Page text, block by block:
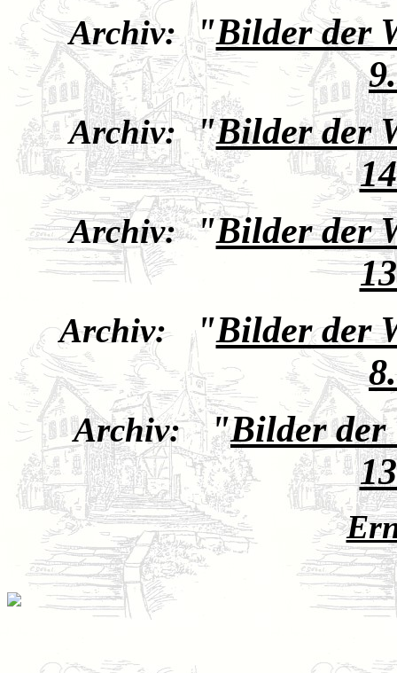
Archiv:"Bilder der
Archiv:"Bilder der
Archiv:"Bilder der
Archiv:"Bilder der
Archiv:"Bilder der